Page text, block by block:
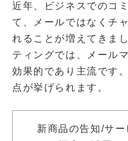
近年、ビジネスでのコ
て、メールではなくチ
れることが増えてきま
ティングでは、メール
効果的であり主流です
点が挙げられます。
新商品の告知/サ